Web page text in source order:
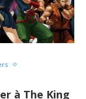
à The King